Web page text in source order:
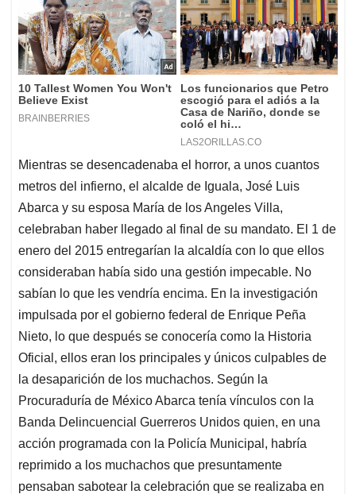
Mientras se desencadenaba el horror, a unos cuantos
metros del infierno, el alcalde de Iguala, José Luis
Abarca y su esposa María de los Angeles Villa,
celebraban haber llegado al final de su mandato. El 1 de
enero del 2015 entregarían la alcaldía con lo que ellos
consideraban había sido una gestión impecable. No
sabían lo que les vendría encima. En la investigación
impulsada por el gobierno federal de Enrique Peña
Nieto, lo que después se conocería como la Historia
Oficial, ellos eran los principales y únicos culpables de
la desaparición de los muchachos. Según la
Procuraduría de México Abarca tenía vínculos con la
Banda Delincuencial Guerreros Unidos quien, en una
acción programada con la Policía Municipal, habría
reprimido a los muchachos que presuntamente
pensaban sabotear la celebración que se realizaba en